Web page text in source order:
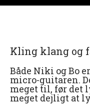
Kling klang og
Både Niki og Bo
micro-guitaren.
meget til, før det
meget dejligt at